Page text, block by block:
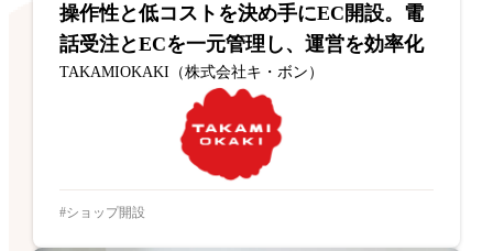
操作性と低コストを決め手にEC開設。電
話受注とECを一元管理し、運営を効率化
TAKAMIOKAKI（株式会社キ・ボン）
ショップ開設